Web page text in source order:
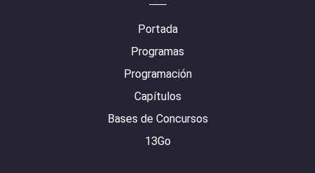
Portada
Programas
Programación
Capítulos
Bases de Concursos
13Go